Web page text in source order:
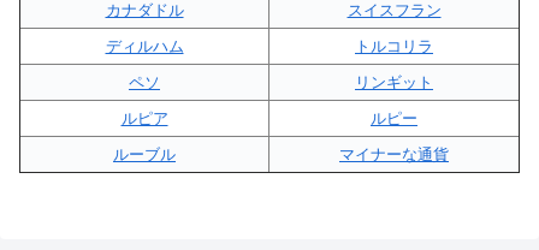
カナダドル
スイスフラン
ディルハム
トルコリラ
ペソ
リンギット
ルピア
ルピー
ルーブル
マイナーな通貨